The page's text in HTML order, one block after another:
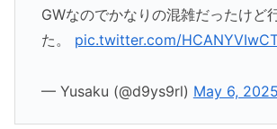
GWなのでかなりの混雑だったけど
た。 pic.twitter.com/
— Yusaku (@d9ys9rl) May 6, 2025